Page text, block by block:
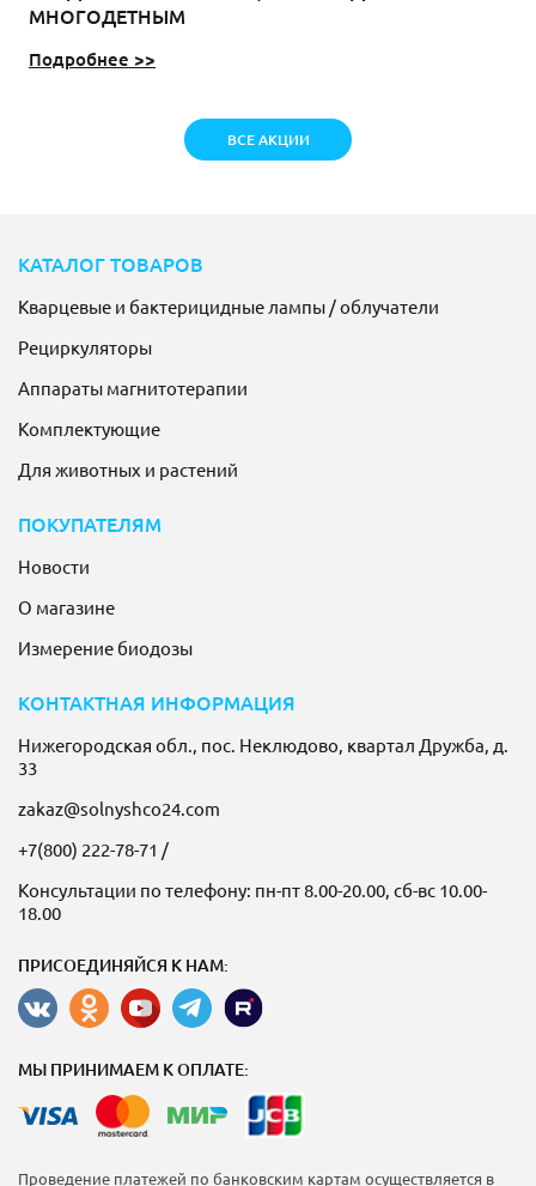
МНОГОДЕТНЫМ
Подробнее >>
ВСЕ АКЦИИ
КАТАЛОГ ТОВАРОВ
Кварцевые и бактерицидные лампы / облучатели
Рециркуляторы
Аппараты магнитотерапии
Комплектующие
Для животных и растений
ПОКУПАТЕЛЯМ
Новости
О магазине
Измерение биодозы
КОНТАКТНАЯ ИНФОРМАЦИЯ
Нижегородская обл., пос. Неклюдово, квартал Дружба, д.
33
zakaz@solnyshco24.com
+7(800) 222-78-71 /
Консультации по телефону: пн-пт 8.00-20.00, сб-вс 10.00-
18.00
ПРИСОЕДИНЯЙСЯ К НАМ:
МЫ ПРИНИМАЕМ К ОПЛАТЕ:
Проведение платежей по банковским картам осуществляется в